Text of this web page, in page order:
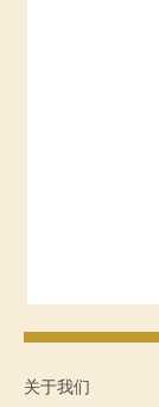
关于我们